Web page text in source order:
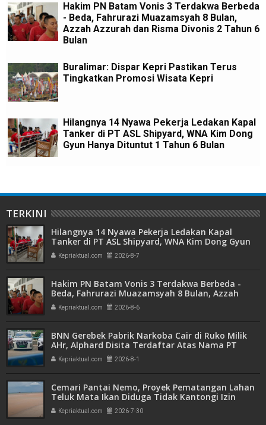
Hakim PN Batam Vonis 3 Terdakwa Berbeda
- Beda, Fahrurazi Muazamsyah 8 Bulan,
Azzah Azzurah dan Risma Divonis 2 Tahun 6
Bulan
Buralimar: Dispar Kepri Pastikan Terus
Tingkatkan Promosi Wisata Kepri
Hilangnya 14 Nyawa Pekerja Ledakan Kapal
Tanker di PT ASL Shipyard, WNA Kim Dong
Gyun Hanya Dituntut 1 Tahun 6 Bulan
TERKINI
Hilangnya 14 Nyawa Pekerja Ledakan Kapal
Tanker di PT ASL Shipyard, WNA Kim Dong Gyun
Hanya Dituntut 1 Tahun 6 Bulan
Kepriaktual.com 2026-8-7
Hakim PN Batam Vonis 3 Terdakwa Berbeda -
Beda, Fahrurazi Muazamsyah 8 Bulan, Azzah
Azzurah dan Risma Divonis 2 Tahun 6 Bulan
Kepriaktual.com 2026-8-6
BNN Gerebek Pabrik Narkoba Cair di Ruko Milik
AHr, Alphard Disita Terdaftar Atas Nama PT
Mitra Usaha Properti
Kepriaktual.com 2026-8-1
Cemari Pantai Nemo, Proyek Pematangan Lahan
Teluk Mata Ikan Diduga Tidak Kantongi Izin
Amdal
Kepriaktual.com 2026-7-30